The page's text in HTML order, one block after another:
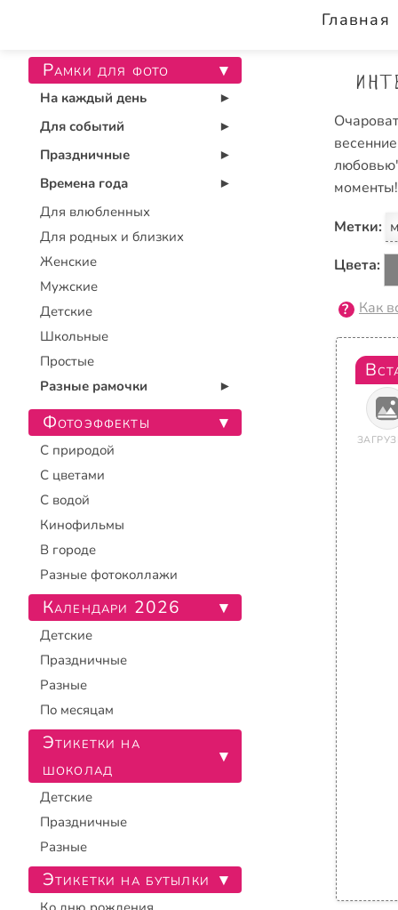
Главная
моменты!
Метки:
Цвета:
Как
Рамки для фото ▾
На каждый день ▾
Для событий ▾
Праздничные ▾
Времена года ▾
Для влюбленных
Для родных и близких
Женские
Мужские
Детские
Школьные
Простые
Разные рамочки
▾
Фотоэффекты ▾
С природой
С цветами
С водой
Кинофильмы
В городе
Разные фотоколлажи
Календари 2026 ▾
Детские
Праздничные
Разные
По месяцам
Этикетки на
шоколад
▾
Детские
Праздничные
Разные
Этикетки на бутылки ▾